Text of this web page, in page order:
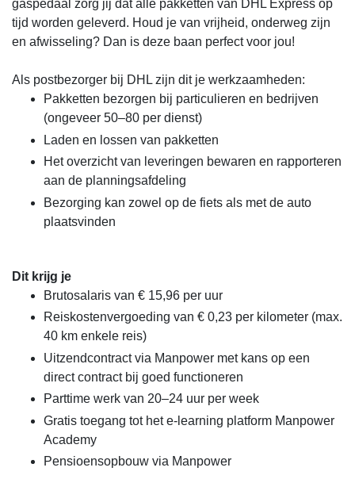
gaspedaal zorg jij dat alle pakketten van DHL Express op
tijd worden geleverd. Houd je van vrijheid, onderweg zijn
en afwisseling? Dan is deze baan perfect voor jou!
Als postbezorger bij DHL zijn dit je werkzaamheden:
Pakketten bezorgen bij particulieren en bedrijven
(ongeveer 50–80 per dienst)
Laden en lossen van pakketten
Het overzicht van leveringen bewaren en rapporteren
aan de planningsafdeling
Bezorging kan zowel op de fiets als met de auto
plaatsvinden
Dit krijg je
Brutosalaris van € 15,96 per uur
Reiskostenvergoeding van € 0,23 per kilometer (max.
40 km enkele reis)
Uitzendcontract via Manpower met kans op een
direct contract bij goed functioneren
Parttime werk van 20–24 uur per week
Gratis toegang tot het e-learning platform Manpower
Academy
Pensioensopbouw via Manpower